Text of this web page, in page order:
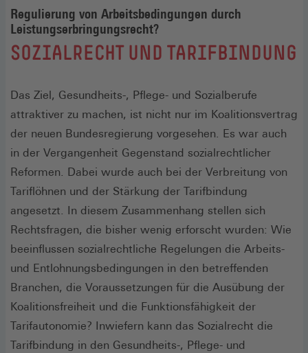
Regulierung von Arbeitsbedingungen durch
Leistungserbringungsrecht?
:
SOZIALRECHT UND TARIFBINDUNG
Das Ziel, Gesundheits-, Pflege- und Sozialberufe
attraktiver zu machen, ist nicht nur im Koalitionsvertrag
der neuen Bundesregierung vorgesehen. Es war auch
in der Vergangenheit Gegenstand sozialrechtlicher
Reformen. Dabei wurde auch bei der Verbreitung von
Tariflöhnen und der Stärkung der Tarifbindung
angesetzt. In diesem Zusammenhang stellen sich
Rechtsfragen, die bisher wenig erforscht wurden: Wie
beeinflussen sozialrechtliche Regelungen die Arbeits-
und Entlohnungsbedingungen in den betreffenden
Branchen, die Voraussetzungen für die Ausübung der
Koalitionsfreiheit und die Funktionsfähigkeit der
Tarifautonomie? Inwiefern kann das Sozialrecht die
Tarifbindung in den Gesundheits-, Pflege- und